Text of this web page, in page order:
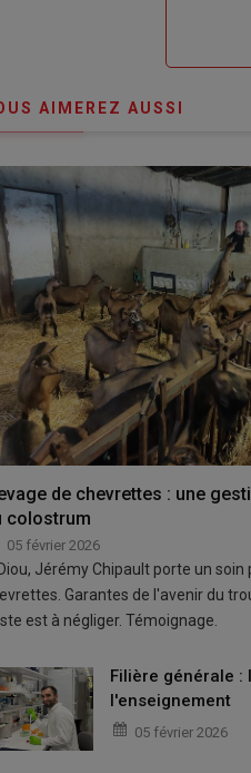
AIMEREZ AUSSI
de chevrettes : une
colostrum
05 février 2026
Jérémy Chipault porte un soin
Garantes de l'avenir du
est à négliger. Témoignage.
Filière générale :
l'enseignement
05 février 2026